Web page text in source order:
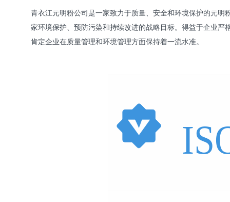
青衣江元明粉公司是一家致力于质量、安全和环境保护的元明
家环境保护、预防污染和持续改进的战略目标。得益于企业
肯定企业在质量管理和环境管理方面保持着一流水准。